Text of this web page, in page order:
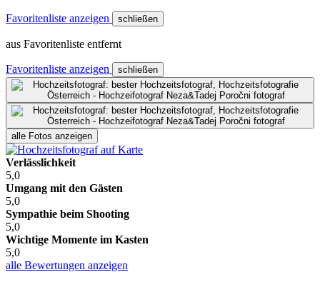
Favoritenliste anzeigen schließen
aus Favoritenliste entfernt
Favoritenliste anzeigen schließen
alle Fotos anzeigen
Verlässlichkeit
5,0
Umgang mit den Gästen
5,0
Sympathie beim Shooting
5,0
Wichtige Momente im Kasten
5,0
alle Bewertungen anzeigen